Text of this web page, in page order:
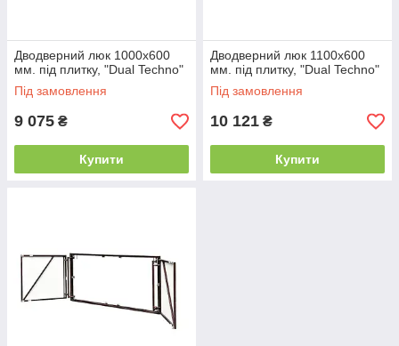
Дводверний люк 1000х600
мм. під плитку, "Dual Techno"
Під замовлення
9 075 ₴
Купити
Дводверний люк 1100х600
мм. під плитку, "Dual Techno"
Під замовлення
10 121 ₴
Купити